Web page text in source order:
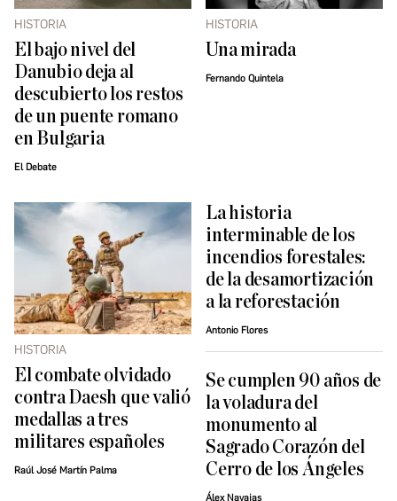
HISTORIA
El bajo nivel del
Danubio deja al
descubierto los restos
de un puente romano
en Bulgaria
El Debate
HISTORIA
Una mirada
Fernando Quintela
HISTORIA
El combate olvidado
contra Daesh que valió
medallas a tres
militares españoles
Raúl José Martín Palma
La historia
interminable de los
incendios forestales:
de la desamortización
a la reforestación
Antonio Flores
Se cumplen 90 años de
la voladura del
monumento al
Sagrado Corazón del
Cerro de los Ángeles
Álex Navajas